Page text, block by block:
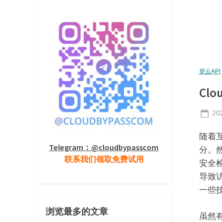
穿云API
随着
分。
安全
导致
一些
虽然
Telegram：@cloudbypasscom
联系我们领取免费试用
浏览最多的文章